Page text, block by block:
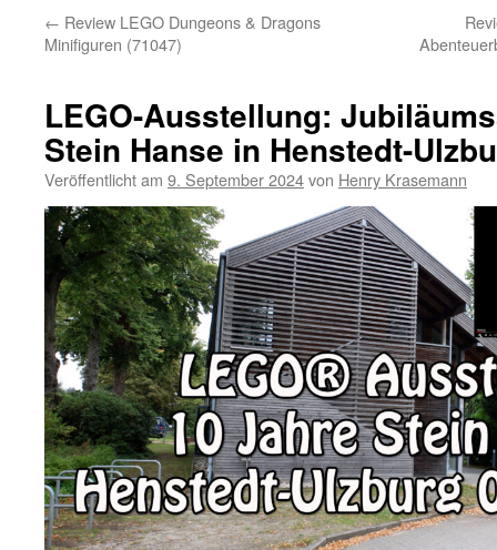
← Review LEGO Dungeons & Dragons
Minifiguren (71047)
LEGO-Ausstellung:
Stein Hanse in Henstedt-
Veröffentlicht am 9. September 2024von Henry Krasemann